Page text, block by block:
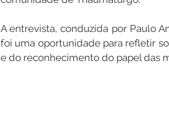
A entrevista, conduzida por Paulo
foi uma oportunidade para refletir
e do reconhecimento do papel das